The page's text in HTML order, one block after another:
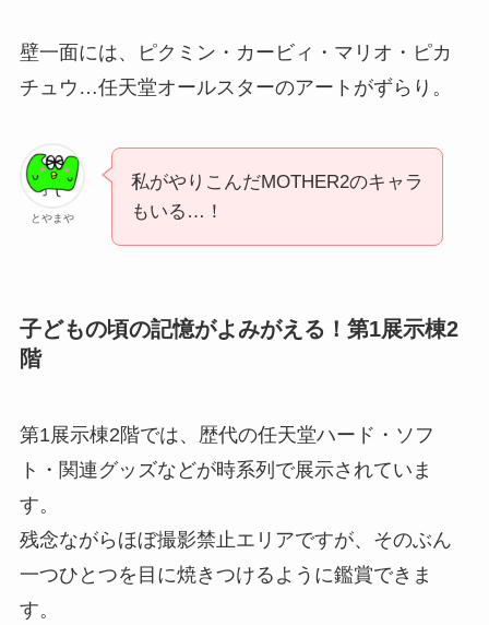
壁一面には、ピクミン・カービィ・マリオ・ピカ
チュウ…任天堂オールスターのアートがずらり。
とやまや
私がやりこんだMOTHER2のキャラ
もいる…！
子どもの頃の記憶がよみがえる！第1展示棟2
階
第1展示棟2階では、歴代の任天堂ハード・ソフ
ト・関連グッズなどが時系列で展示されていま
す。
残念ながらほぼ撮影禁止エリアですが、そのぶん
一つひとつを目に焼きつけるように鑑賞できま
す。